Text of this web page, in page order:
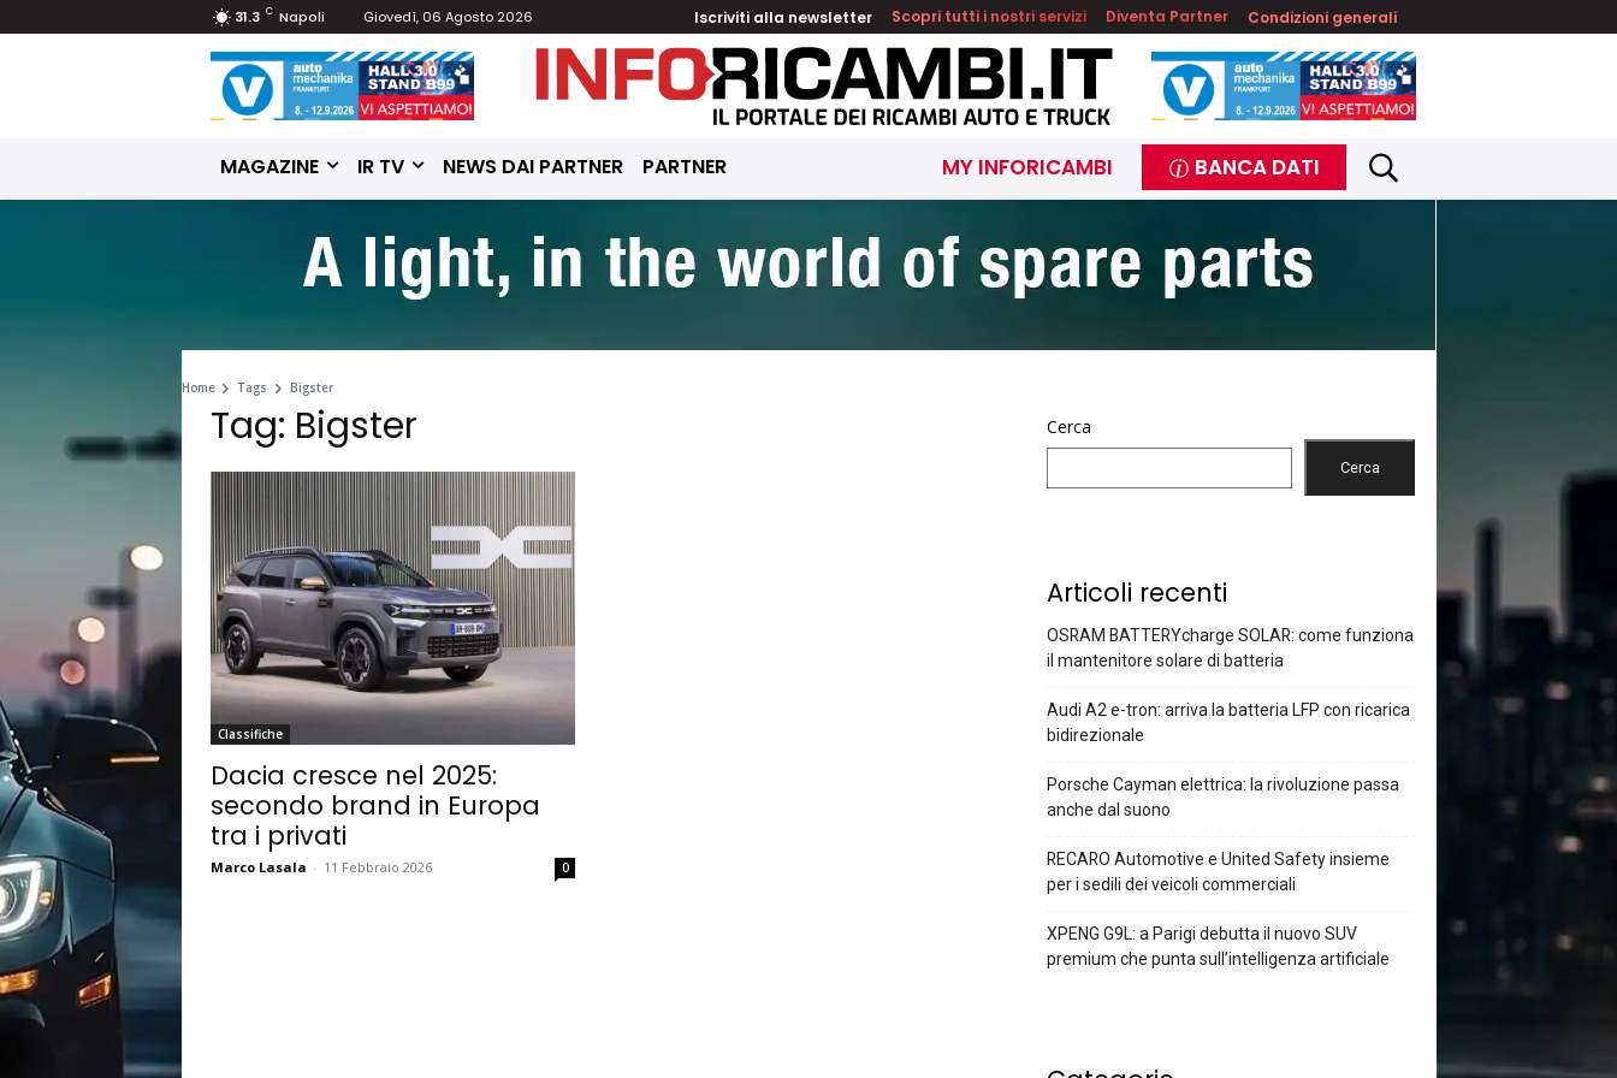
31.3 C Napoli Giovedì, 06 Agosto 2026 Iscriviti alla newsletter Scopri tutti i nostri servizi Diventa Partner Condizioni generali
MAGAZINE IR TV NEWS DAI PARTNER PARTNER MY INFORICAMBI BANCA DATI
Home Tags Bigster
Tag: Bigster
Classifiche
Dacia cresce nel 2025:
secondo brand in Europa
tra i privati
Marco Lasala - 11 Febbraio 2026 0
Cerca
Cerca
Articoli recenti
OSRAM BATTERYcharge SOLAR: come funziona
il mantenitore solare di batteria
Audi A2 e-tron: arriva la batteria LFP con ricarica
bidirezionale
Porsche Cayman elettrica: la rivoluzione passa
anche dal suono
RECARO Automotive e United Safety insieme
per i sedili dei veicoli commerciali
XPENG G9L: a Parigi debutta il nuovo SUV
premium che punta sull’intelligenza artificiale